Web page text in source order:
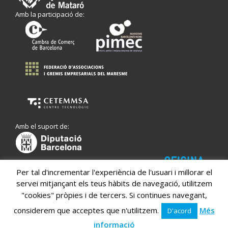
Amb la participació de:
Amb el suport de:
Per tal d'incrementar l'experiència de l'usuari i millorar el
servei mitjançant els teus hàbits de navegació, utilitzem
"cookies" pròpies i de tercers. Si continues navegant,
considerem que acceptes que n'utilitzem.
D'acord
Més
informació